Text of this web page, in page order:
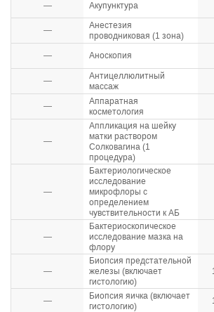
— Акупунктура
—
Анестезия
проводниковая (1 зона)
— Аноскопия
—
Антицеллюлитный
массаж
—
Аппаратная
косметология
—
Аппликация на шейку
матки раствором
Солковагина (1
процедура)
—
Бактериологическое
исследование
микрофлоры с
определением
чувствительности к АБ
—
Бактериоскопическое
исследование мазка на
флору
—
Биопсия предстательной
железы (включает
гистологию)
—
Биопсия яичка (включает
гистологию)